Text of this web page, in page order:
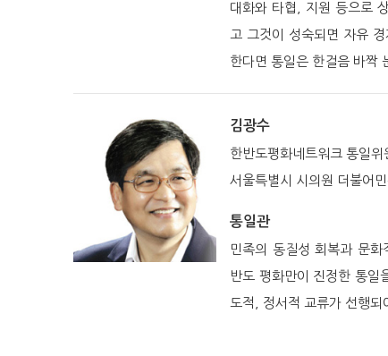
대화와 타협, 지원 등으로
고 그것이 성숙되면 자유
한다면 통일은 한걸음 바짝
김광수
한반도평화네트워크 통일위
서울특별시 시의원 더불어
통일관
민족의 동질성 회복과 문
반도 평화만이 진정한 통일
도적, 정서적 교류가 선행되